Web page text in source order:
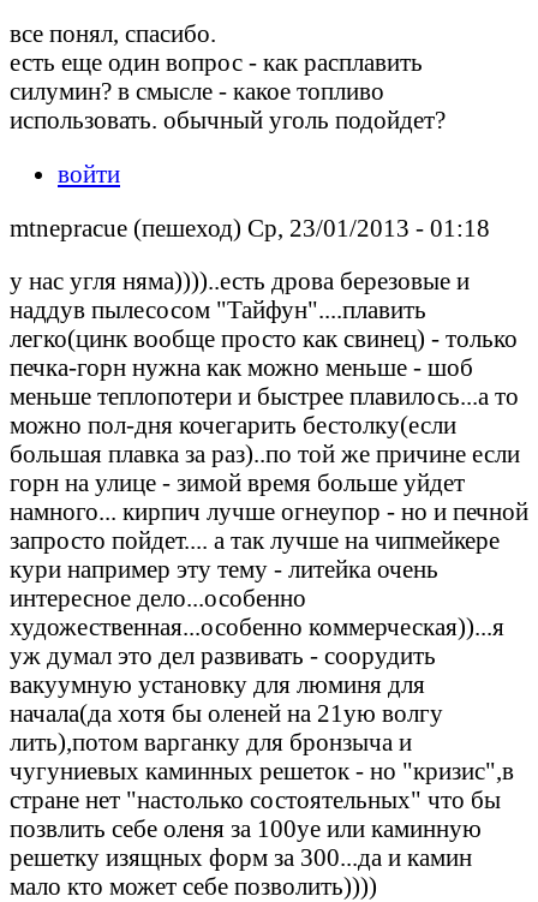
все понял, спасибо.
есть еще один вопрос - как расплавить
силумин? в смысле - какое топливо
использовать. обычный уголь подойдет?
войти
mtnepracue (пешеход) Ср, 23/01/2013 - 01:18
у нас угля няма))))..есть дрова березовые и
наддув пылесосом "Тайфун"....плавить
легко(цинк вообще просто как свинец) - только
печка-горн нужна как можно меньше - шоб
меньше теплопотери и быстрее плавилось...а то
можно пол-дня кочегарить бестолку(если
большая плавка за раз)..по той же причине если
горн на улице - зимой время больше уйдет
намного... кирпич лучше огнеупор - но и печной
запросто пойдет.... а так лучше на чипмейкере
кури например эту тему - литейка очень
интересное дело...особенно
художественная...особенно коммерческая))...я
уж думал это дел развивать - соорудить
вакуумную установку для люминя для
начала(да хотя бы оленей на 21ую волгу
лить),потом варганку для бронзыча и
чугуниевых каминных решеток - но "кризис",в
стране нет "настолько состоятельных" что бы
позвлить себе оленя за 100уе или каминную
решетку изящных форм за 300...да и камин
мало кто может себе позволить))))